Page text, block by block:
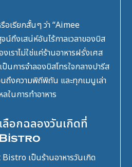
เรียกสั้นๆ ว่า “Aimee
น์ถึงเสน่ห์อันไร้กาลเวลาของบิส
เราไม่ใช่แค่ร้านอาหารฝรั่งเศส
นการจำลองบิสโทรใจกลางปารีส
ถึงความพิถีพิถัน และทุกเมนูเล่า
ในการทำอาหาร
ลือกฉลองวันเกิดที่
Bistro
Bistro เป็นร้านอาหารวันเกิด